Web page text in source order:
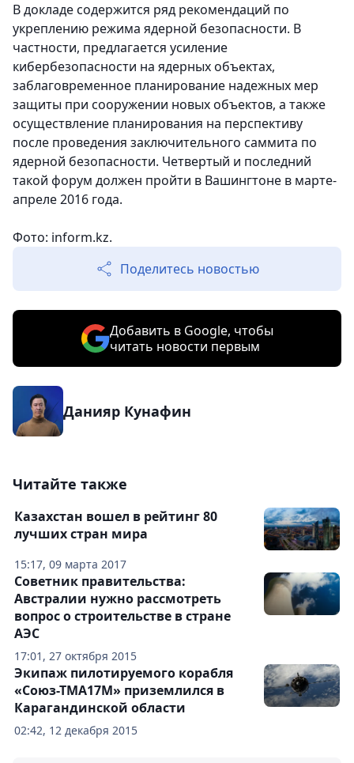
В докладе содержится ряд рекомендаций по
укреплению режима ядерной безопасности. В
частности, предлагается усиление
кибербезопасности на ядерных объектах,
заблаговременное планирование надежных мер
защиты при сооружении новых объектов, а также
осуществление планирования на перспективу
после проведения заключительного саммита по
ядерной безопасности. Четвертый и последний
такой форум должен пройти в Вашингтоне в марте-
апреле 2016 года.
Фото: inform.kz.
Поделитесь новостью
Добавить в Google, чтобы
читать новости первым
Данияр Кунафин
Читайте также
15:17, 09 марта 2017
Казахстан вошел в рейтинг 80
лучших стран мира
17:01, 27 октября 2015
Советник правительства:
Австралии нужно рассмотреть
вопрос о строительстве в стране
АЭС
02:42, 12 декабря 2015
Экипаж пилотируемого корабля
«Союз-ТМА17М» приземлился в
Карагандинской области